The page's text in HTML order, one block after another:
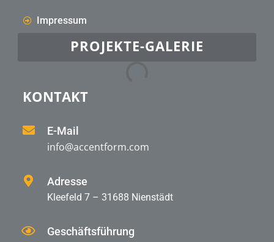
Impressum
PROJEKTE-GALERIE